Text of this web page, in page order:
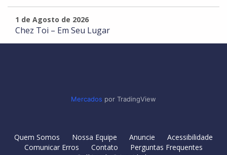
1 de Agosto de 2026
Chez Toi – Em Seu Lugar
Mercados por TradingView
Quem Somos Nossa Equipe Anuncie
Acessibilidade
Comunicar Erros
Contato
Perguntas Frequentes